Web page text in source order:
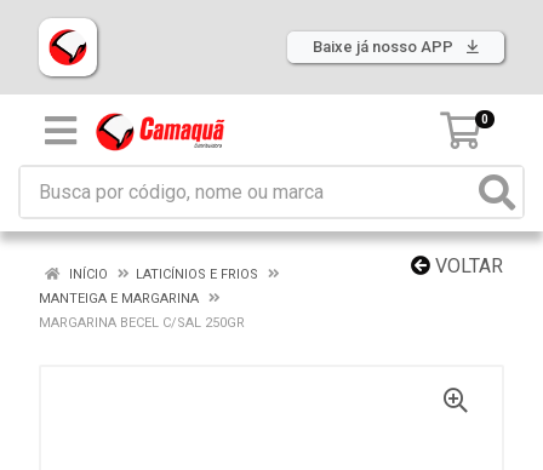
Baixe já nosso APP
0
VOLTAR
INÍCIO
LATICÍNIOS E FRIOS
MANTEIGA E MARGARINA
MARGARINA BECEL C/SAL 250GR